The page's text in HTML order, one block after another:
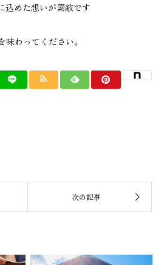
込めた想いが素敵です
わってください。